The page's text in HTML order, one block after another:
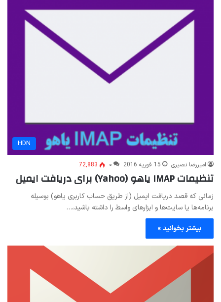
HDN
امیررضا نصیری 15 فوریه 2016 ۰ 72,883
تنظیمات IMAP یاهو (Yahoo) برای دریافت ایمیل
زمانی که قصد دریافت ایمیل (از طریق حساب کاربری یاهو) بوسیله
برنامه‌ها یا سایت‌ها و ابزارهای واسط را داشته باشید،…
بیشتر بخوانید »